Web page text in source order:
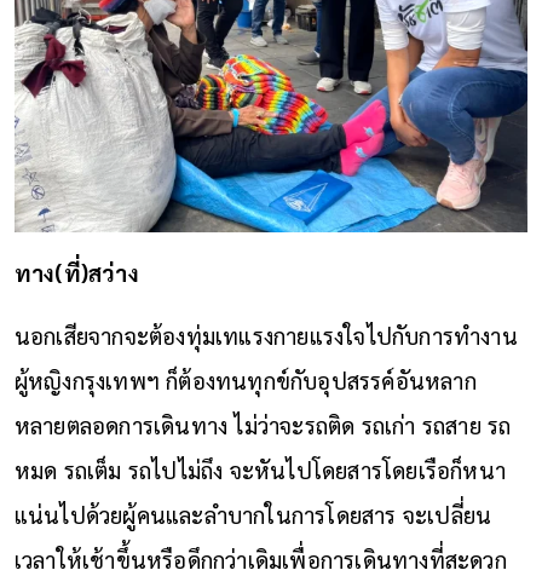
ทาง(ที่)สว่าง
นอกเสียจากจะต้องทุ่มเทแรงกายแรงใจไปกับการทำงาน
ผู้หญิงกรุงเทพฯ ก็ต้องทนทุกข์กับอุปสรรค์อันหลาก
หลายตลอดการเดินทาง ไม่ว่าจะรถติด รถเก่า รถสาย รถ
หมด รถเต็ม รถไปไม่ถึง จะหันไปโดยสารโดยเรือก็หนา
แน่นไปด้วยผู้คนและลำบากในการโดยสาร จะเปลี่ยน
เวลาให้เช้าขึ้นหรือดึกกว่าเดิมเพื่อการเดินทางที่สะดวก